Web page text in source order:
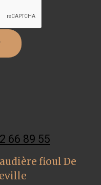
66 89 55
fioul De